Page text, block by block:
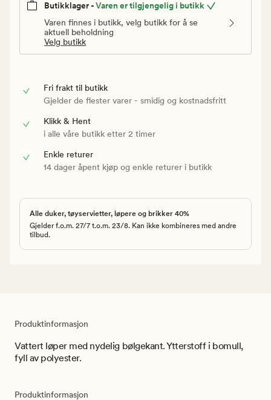
Butikklager -Varen er tilgjengelig i butikk
Varen finnes i butikk, velg butikk for å se
aktuell beholdning
Velg butikk
Fri frakt til butikk
Gjelder de flester varer - smidig og kostnadsfritt
Klikk & Hent
i alle våre butikk etter 2 timer
Enkle returer
14 dager åpent kjøp og enkle returer i butikk
Alle duker, tøyservietter, løpere og brikker 40%
Gjelder f.o.m. 27/7 t.o.m. 23/8. Kan ikke kombineres med andre
tilbud.
Produktinformasjon
Vattert løper med nydelig bølgekant. Ytterstoff i bomull,
fyll av polyester.
Produktinformasjon